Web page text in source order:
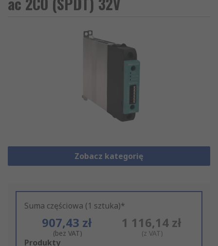
Zobacz kategorię
Suma częściowa (1 sztuka)*
907,43 zł
(bez VAT)
1 116,14 zł
(z VAT)
Add
Produkty